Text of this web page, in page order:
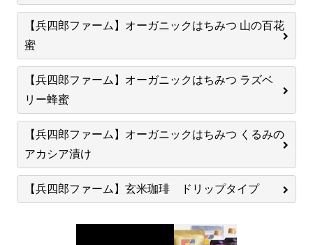
【兵四郎ファーム】オーガニックはちみつ 山の百花
蜜
【兵四郎ファーム】オーガニックはちみつ ラズベ
リー蜂蜜
【兵四郎ファーム】オーガニックはちみつ くるみの
アカシア漬け
【兵四郎ファーム】玄米珈琲 ドリップタイプ